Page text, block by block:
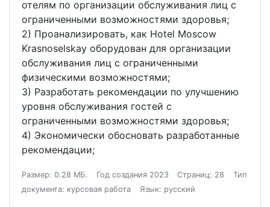
отелям по организации обслуживания лиц с
ограниченными возможностями здоровья;
2) Проанализировать, как Hotel Moscow
Krasnoselskay оборудован для организации
обслуживания лиц с ограниченными
физическими возможностями;
3) Разработать рекомендации по улучшению
уровня обслуживания гостей с
ограниченными возможностями здоровья;
4) Экономически обосновать разработанные
рекомендации;
Размер: 0.28 МБ. Год создания 2023 Страниц: 28
Тип
документа: курсовая работа
Язык: русский